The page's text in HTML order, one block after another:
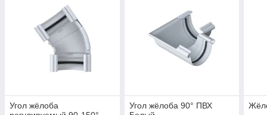
Угол жёлоба
Угол жёлоба 90° ПВХ